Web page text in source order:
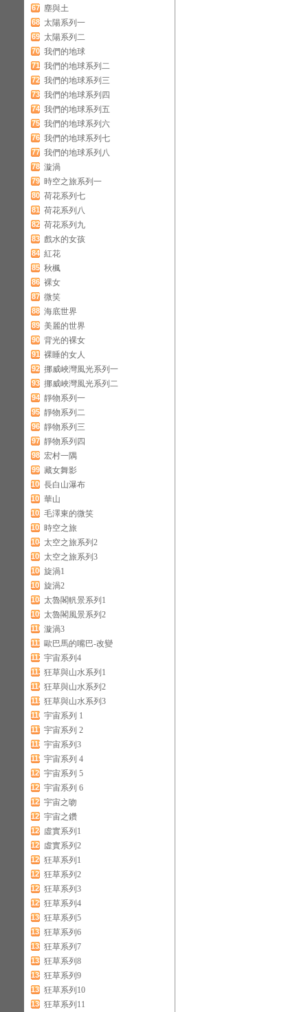
67 塵與土
68 太陽系列一
69 太陽系列二
70 我們的地球
71 我們的地球系列二
72 我們的地球系列三
73 我們的地球系列四
74 我們的地球系列五
75 我們的地球系列六
76 我們的地球系列七
77 我們的地球系列八
78 漩渦
79 時空之旅系列一
80 荷花系列七
81 荷花系列八
82 荷花系列九
83 戲水的女孩
84 紅花
85 秋楓
86 裸女
87 微笑
88 海底世界
89 美麗的世界
90 背光的裸女
91 裸睡的女人
92 挪威峽灣風光系列一
93 挪威峽灣風光系列二
94 靜物系列一
95 靜物系列二
96 靜物系列三
97 靜物系列四
98 宏村一隅
99 藏女舞影
100 長白山瀑布
101 華山
102 毛澤東的微笑
103 時空之旅
104 太空之旅系列2
105 太空之旅系列3
106 旋渦1
107 旋渦2
108 太魯閣軓景系列1
109 太魯閣風景系列2
110 漩渦3
111 歐巴馬的嘴巴-改變
112 宇宙系列4
113 狂草與山水系列1
114 狂草與山水系列2
115 狂草與山水系列3
116 宇宙系列 1
117 宇宙系列 2
118 宇宙系列3
119 宇宙系列 4
120 宇宙系列 5
121 宇宙系列 6
122 宇宙之吻
123 宇宙之鑽
124 虛實系列1
125 虛實系列2
126 狂草系列1
127 狂草系列2
128 狂草系列3
129 狂草系列4
130 狂草系列5
131 狂草系列6
132 狂草系列7
133 狂草系列8
134 狂草系列9
135 狂草系列10
136 狂草系列11